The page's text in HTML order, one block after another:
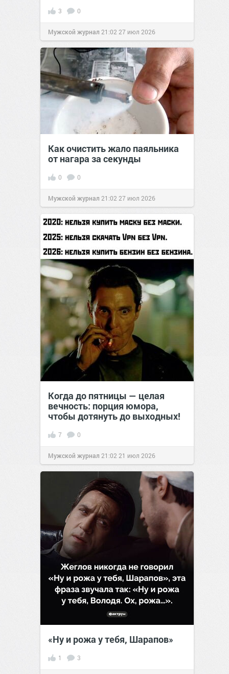
3 0
Мужской журнал 21:02 27 июл 2026
Как очистить жало паяльника
от нагара за секунды
0 0
Мужской журнал 21:02 27 июл 2026
Когда до пятницы — целая
вечность: порция юмора,
чтобы дотянуть до выходных!
7 0
Мужской журнал 21:02 21 июл 2026
«Ну и рожа у тебя, Шарапов»
1 3